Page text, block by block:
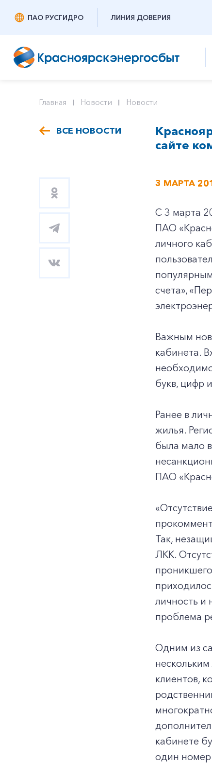
ПАО РУСГИДРО ЛИНИЯ ДОВЕРИЯ
Главная Новости Новости
ВСЕ НОВОСТИ
сайте
3 МАРТА
С 3 марта
ПАО
личного
счета»,
Важным
кабинета.
букв, цифр
Ранее в
жилья.
была мало
ПАО
Так,
ЛКК.
личность и
проблема
Одним из
клиентов,
кабинете
один номер